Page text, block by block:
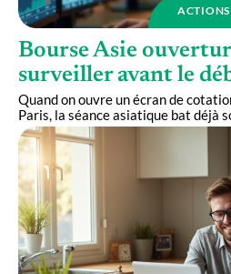
ACTIONS
Bourse Asie
surveiller avant le
Quand on ouvre un écran de
Paris, la séance asiatique bat déjà